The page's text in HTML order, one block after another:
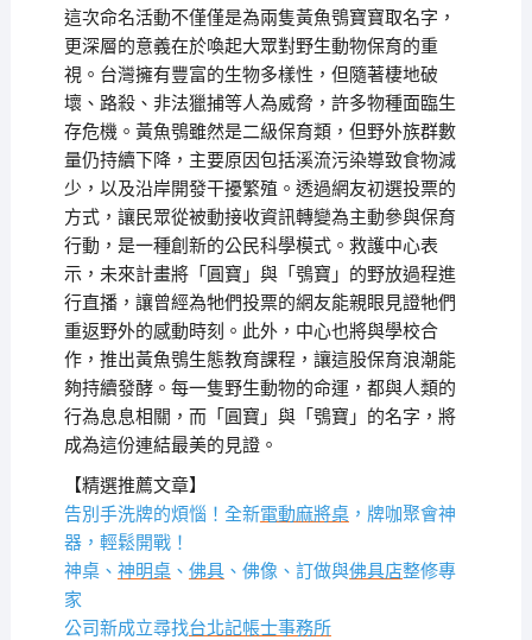
這次命名活動不僅僅是為兩隻黃魚鴞寶寶取名字，
更深層的意義在於喚起大眾對野生動物保育的重
視。台灣擁有豐富的生物多樣性，但隨著棲地破
壞、路殺、非法獵捕等人為威脅，許多物種面臨生
存危機。黃魚鴞雖然是二級保育類，但野外族群數
量仍持續下降，主要原因包括溪流污染導致食物減
少，以及沿岸開發干擾繁殖。透過網友初選投票的
方式，讓民眾從被動接收資訊轉變為主動參與保育
行動，是一種創新的公民科學模式。救護中心表
示，未來計畫將「圓寶」與「鴞寶」的野放過程進
行直播，讓曾經為牠們投票的網友能親眼見證牠們
重返野外的感動時刻。此外，中心也將與學校合
作，推出黃魚鴞生態教育課程，讓這股保育浪潮能
夠持續發酵。每一隻野生動物的命運，都與人類的
行為息息相關，而「圓寶」與「鴞寶」的名字，將
成為這份連結最美的見證。
【精選推薦文章】
告別手洗牌的煩惱！全新電動麻將桌，牌咖聚會神
器，輕鬆開戰！
神桌、 神明桌、 佛具、佛像、訂做與佛具店整修專
家
公司新成立尋找台北記帳士事務所